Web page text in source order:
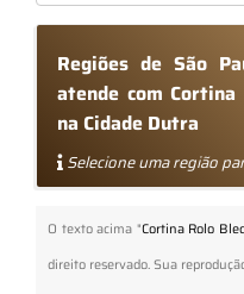
Regiões de São
atende com
na Cidade Dutra
Selecione uma região
O texto acima "Cortina Rolo
direito reservado. Sua